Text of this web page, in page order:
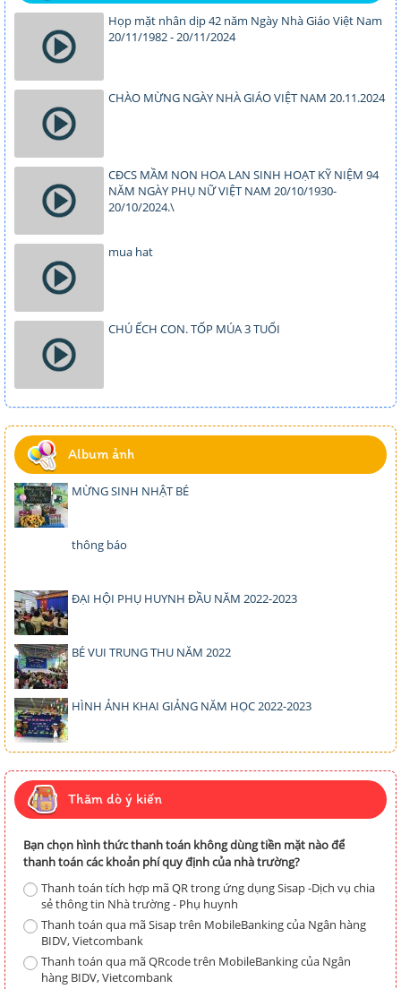
Họp mặt nhân dịp 42 năm Ngày Nhà Giáo Việt Nam
20/11/1982 - 20/11/2024
CHÀO MỪNG NGÀY NHÀ GIÁO VIỆT NAM 20.11.2024
CĐCS MẦM NON HOA LAN SINH HOẠT KỸ NIỆM 94
NĂM NGÀY PHỤ NỮ VIỆT NAM 20/10/1930-
20/10/2024.\
mua hat
CHÚ ẾCH CON. TỐP MÚA 3 TUỔI
Album ảnh
MỪNG SINH NHẬT BÉ
thông báo
ĐẠI HỘI PHỤ HUYNH ĐẦU NĂM 2022-2023
BÉ VUI TRUNG THU NĂM 2022
HÌNH ẢNH KHAI GIẢNG NĂM HỌC 2022-2023
Thăm dò ý kiến
Bạn chọn hình thức thanh toán không dùng tiền mặt nào để
thanh toán các khoản phí quy định của nhà trường?
Thanh toán tích hợp mã QR trong ứng dụng Sisap -Dịch vụ chia
sẻ thông tin Nhà trường - Phụ huynh
Thanh toán qua mã Sisap trên MobileBanking của Ngân hàng
BIDV, Vietcombank
Thanh toán qua mã QRcode trên MobileBanking của Ngân
hàng BIDV, Vietcombank